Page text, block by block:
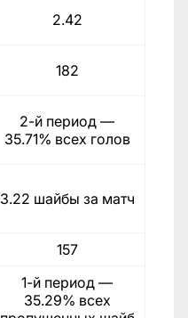
2.42
182
2-й период —
35.71% всех голов
3.22 шайбы за матч
157
1-й период —
35.29% всех